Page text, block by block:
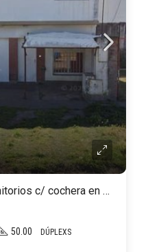
Dúplex en venta de 2 dormitorios c/ cochera en Sportiva
50.00 DÚPLEXS